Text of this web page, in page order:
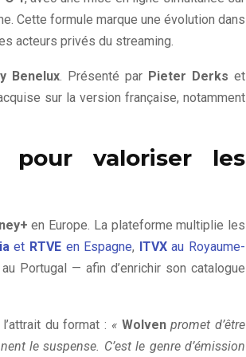
Cette formule marque une évolution dans
acteurs privés du streaming.
Benelux. Présenté par Pieter Derks et
sur la version française, notamment
pour valoriser les
en Europe. La plateforme multiplie les
et RTVE en Espagne, ITVXau Royaume-
au Portugal — afin d’enrichir son catalogue
du format : « Wolvenpromet d’être
le suspense. C’est le genre d’émission